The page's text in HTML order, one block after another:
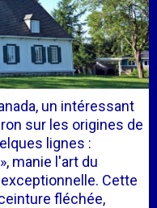
un intéressant
sur les origines de
lignes :
manie l'art du
Cette
fléchée,